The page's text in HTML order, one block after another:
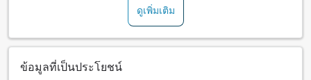
ดูเพิ่มเติม
ข้อมูลที่เป็นประโยชน์